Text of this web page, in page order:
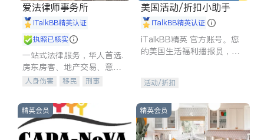
爱法律师事务所
iTalkBB精英认证
执照已核实
一站式法律服务，华人首选.
房东房客、地产交易、意外
伤害、车祸重伤、商业诉
建筑合同、刑事案件全包办
人身伤害 移民
刑事
信托/遗嘱
商业
索赔
律师-其它 保释
美国活动/折扣小助手
iTalkBB精英认证
iTalkBB精英 官方账号。您
的美国生活福利播报员，精
专属福利。
活动/折扣
精英会员 精英会员